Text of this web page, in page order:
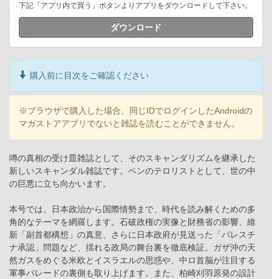
下記「アプリ内で買う」ボタンよりアプリをダウンロードして下さい。
ダウンロード
購入前に目次をご確認ください
※ブラウザで購入した場合、同じIDでログインしたAndroidの
マガストアアプリでないと雑誌を読むことができません。
噂の真相の受け皿雑誌として、そのスキャンダリズムを継承した
新しいスキャンダル雑誌です。ペンのテロリストとして、世の中
の巨悪に立ち向かいます。
本号では、日本政治から国際情勢まで、時代を読み解くための多
角的なテーマを網羅します。石破政権の実像と財務省の影響、維
新「副首都構想」の真意、さらに日本政府が見送った「パレスチ
ナ承認」問題など、揺れる政局の舞台裏を徹底検証。ガザ沖の天
然ガスをめぐる米欧とイスラエルの思惑や、中ロ首脳が注目する
軍事パレードの裏側も取り上げます。また、柏崎刈羽原発の設計